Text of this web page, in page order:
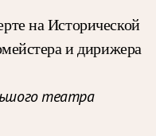
на Исторической
и дирижера
театра